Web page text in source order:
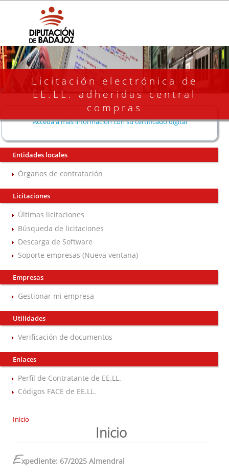
Licitación electrónica de
EE.LL. adheridas central
compras
Acceda a más información con su certificado digital
Entidades locales
Órganos de contratación
Licitaciones
Últimas licitaciones
Búsqueda de licitaciones
Descarga de Software
Soporte empresas (Nueva ventana)
Empresas
Gestionar mi empresa
Utilidades
Verificación de documentos
Enlaces
Perfil de Contratante de EE.LL.
Códigos FACE de EE.LL.
Inicio
Inicio
Expediente: 67/2025 Almendral